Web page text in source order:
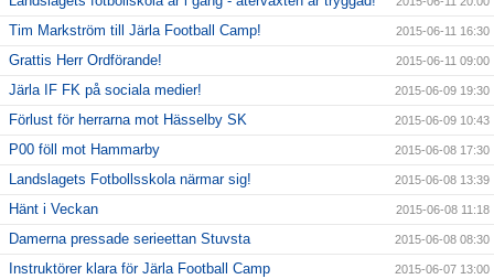
Tim Markström till Järla Football Camp! 2015-06-11 16:30
Grattis Herr Ordförande! 2015-06-11 09:00
Järla IF FK på sociala medier! 2015-06-09 19:30
Förlust för herrarna mot Hässelby SK 2015-06-09 10:43
P00 föll mot Hammarby 2015-06-08 17:30
Landslagets Fotbollsskola närmar sig! 2015-06-08 13:39
Hänt i Veckan 2015-06-08 11:18
Damerna pressade serieettan Stuvsta 2015-06-08 08:30
Instruktörer klara för Järla Football Camp 2015-06-07 13:00